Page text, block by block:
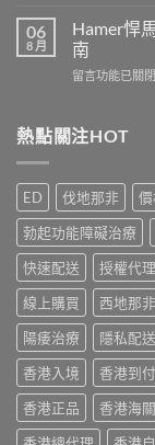
用
延
噴
購
與
正
貨
渠
道〉
中
介
2026
｜
香
款
男
士
保
健
品
真
實
比
較
與
選
購
指
南〉
利
士
副
作
哪
常
見
副
作
用
完
整
說
明
與
安
全
服
用
06
8 月
Hamer悍
南
在
馬
糖
果
真
相：
香
港
用
家
實
測
與
正
貨
購
買
留言功能已關閉
熱點關注HOT
ED 伐地那非
勃起功能障礙治療
快速配送
授權代
線上購買
西地那非
陽痿治療
隱私配送
香港入境
香港到付
香港正品
香港海關